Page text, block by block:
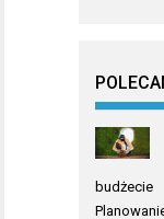
budżecie